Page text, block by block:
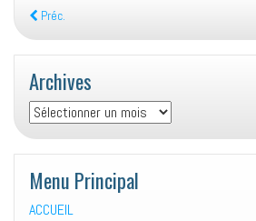
Préc.
Archives
Archives
Menu Principal
ACCUEIL